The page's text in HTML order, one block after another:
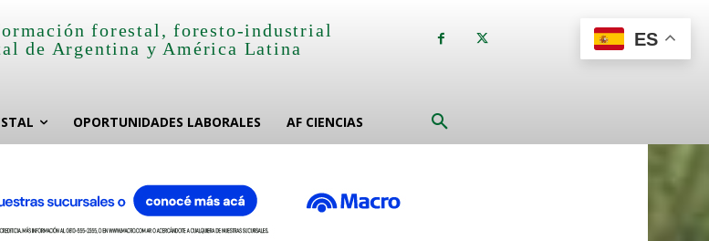
forestal, foresto-industrial
de Argentina y América Latina
OPORTUNIDADES LABORALES AF CIENCIAS
ES